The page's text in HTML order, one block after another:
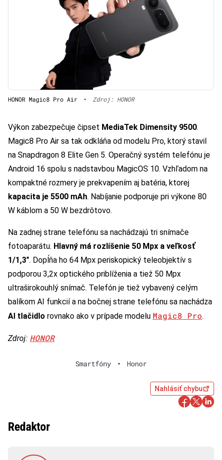
HONOR Magic8 Pro Air • Zdroj: HONOR
Výkon zabezpečuje čipset MediaTek Dimensity 9500.
Magic8 Pro Air sa tak odkláňa od modelu Pro, ktorý stavil
na Snapdragon 8 Elite Gen 5. Operačný systém telefónu je
Android 16 spolu s nadstavbou MagicOS 10. Vzhľadom na
kompaktné rozmery je prekvapením aj batéria, ktorej
kapacita je 5500 mAh. Nabíjanie podporuje pri výkone 80
W káblom a 50 W bezdrôtovo.
Na zadnej strane telefónu sa nachádzajú tri snímače
fotoaparátu. Hlavný má rozlíšenie 50 Mpx a veľkosť
1/1,3″. Dopĺňa ho 64 Mpx periskopický teleobjektív s
podporou 3,2x optického priblíženia a tiež 50 Mpx
ultraširokouhlý snímač. Telefón je tiež vybavený celým
balíkom AI funkcií a na bočnej strane telefónu sa nachádza
AI tlačidlo rovnako ako v prípade modelu Magic8 Pro.
Zdroj: HONOR
Smartfóny • Honor
Nahlásiť chybu
Redaktor